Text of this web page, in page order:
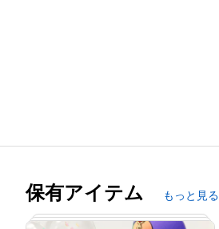
保有アイテム もっと見る